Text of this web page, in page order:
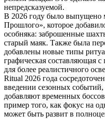
непредсказуемой.
В 2026 году было выпущено
Прошлого», которое
особняка: заброшенные
старый маяк. Также была
добавлены новые типы
графическая составляющая
для более реалистичного
Ritual 2026 года
введении сезонных
добавляют временных
пример того, как фокус на
может быть развит в